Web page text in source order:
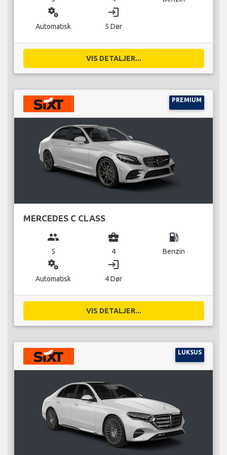
miscellaneous_services
Automatisk
login
5 Dør
VIS DETALJER...
PREMIUM
MERCEDES C CLASS
group
5
business_center
4
local_gas_station
Benzin
miscellaneous_services
Automatisk
login
4 Dør
VIS DETALJER...
LUKSUS